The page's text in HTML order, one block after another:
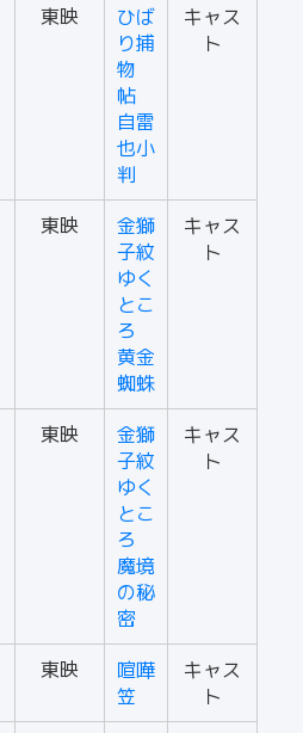
東映
ひば
り捕
物
帖
自雷
也小
判
キャス
ト
東映
金獅
子紋
ゆく
とこ
ろ
黄金
蜘蛛
キャス
ト
東映
金獅
子紋
ゆく
とこ
ろ
魔境
の秘
密
キャス
ト
東映
喧嘩
笠
キャス
ト